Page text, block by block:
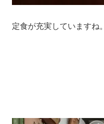
定食が充実していますね。